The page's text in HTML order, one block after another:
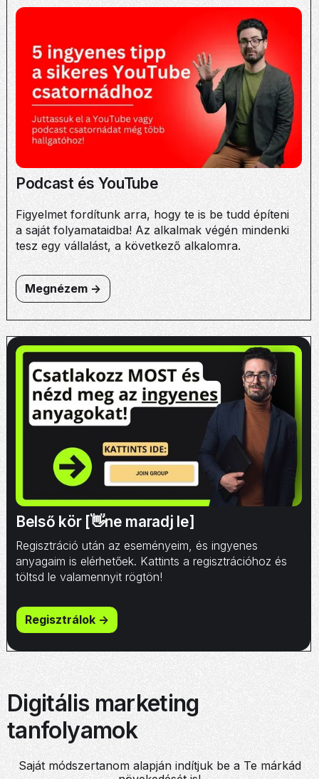
Podcast és YouTube
Figyelmet fordítunk arra, hogy te is be tudd építeni
a saját folyamataidba! Az alkalmak végén mindenki
tesz egy vállalást, a következő alkalomra.
Megnézem ->
Belső kör [👋ne maradj le]
Regisztráció után az eseményeim, és ingyenes
anyagaim is elérhetőek. Kattints a regisztrációhoz és
töltsd le valamennyit rögtön!
Regisztrálok ->
Digitális marketing
tanfolyamok
Saját módszertanom alapján indítjuk be a Te márkád